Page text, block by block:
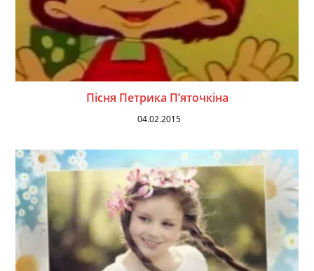
Пісня Петрика П’яточкіна
04.02.2015